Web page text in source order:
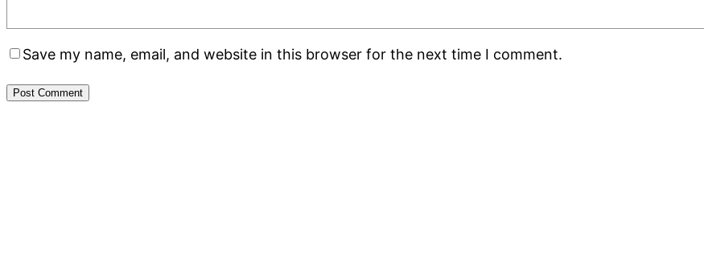
Save my name, email, and website in this browser for the next time I comment.